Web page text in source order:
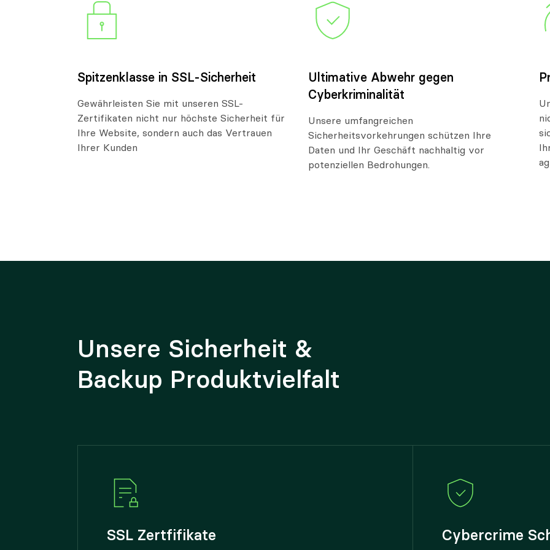
Spitzenklasse in SSL-Sicherheit
Gewährleisten Sie mit unseren SSL-
Zertifikaten nicht nur höchste Sicherheit für
Ihre Website, sondern auch das Vertrauen
Ihrer Kunden
Ultimative Abwehr gegen
Cyberkriminalität
Unsere umfangreichen
Sicherheitsvorkehrungen schützen Ihre
Daten und Ihr Geschäft nachhaltig vor
potenziellen Bedrohungen.
Unsere Sicherheit &
Backup Produktvielfalt
SSL Zertfifikate Cybercrime